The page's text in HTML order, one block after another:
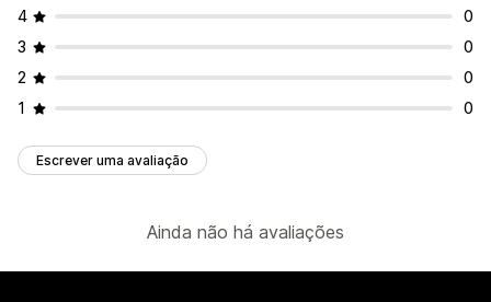
4
0
3
0
2
0
1
0
Escrever uma avaliação
Ainda não há avaliações